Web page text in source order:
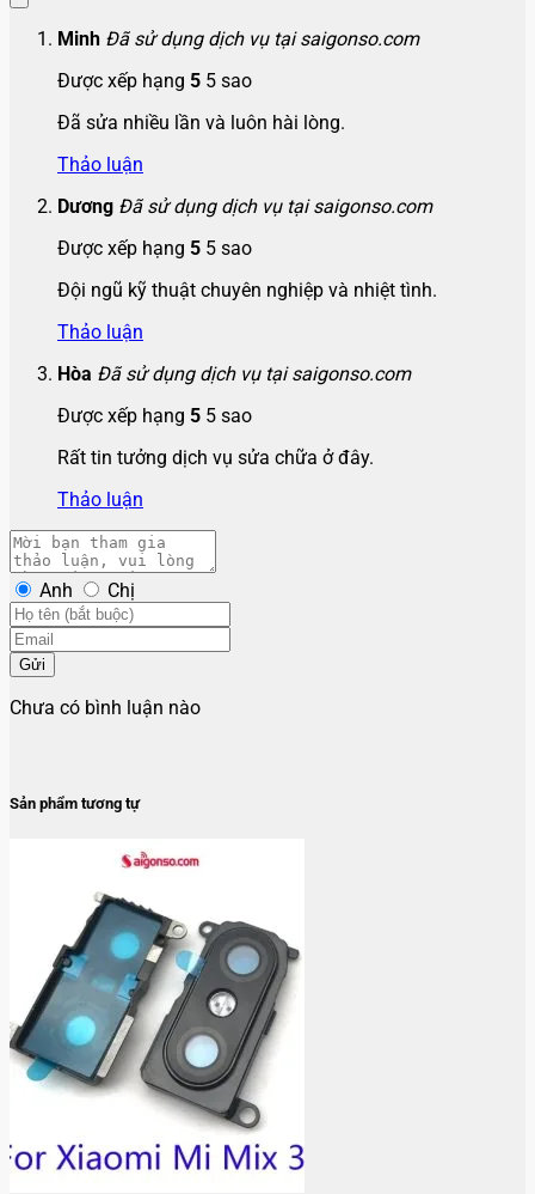
Minh Đã sử dụng dịch vụ tại saigonso.com
Được xếp hạng 5 5 sao
Đã sửa nhiều lần và luôn hài lòng.
Thảo luận
Dương Đã sử dụng dịch vụ tại saigonso.com
Được xếp hạng 5 5 sao
Đội ngũ kỹ thuật chuyên nghiệp và nhiệt tình.
Thảo luận
Hòa Đã sử dụng dịch vụ tại saigonso.com
Được xếp hạng 5 5 sao
Rất tin tưởng dịch vụ sửa chữa ở đây.
Thảo luận
Anh Chị
Gửi
Chưa có bình luận nào
Sản phẩm tương tự